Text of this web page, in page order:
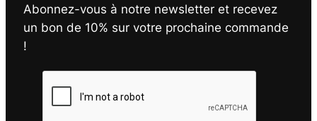
Abonnez-vous à notre newsletter et recevez
un bon de 10% sur votre prochaine commande
!